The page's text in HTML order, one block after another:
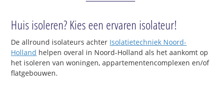
Huis isoleren? Kies een ervaren isolateur!
De allround isolateurs achter Isolatietechniek Noord-
Holland helpen overal in Noord-Holland als het aankomt op
het isoleren van woningen, appartementencomplexen en/of
flatgebouwen.